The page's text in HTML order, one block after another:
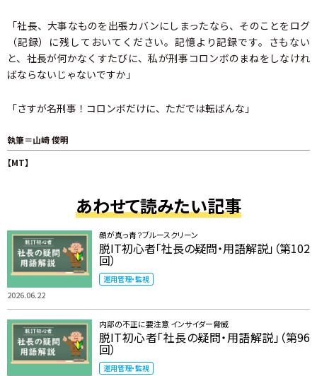
「社長、大事なものを出張カバンにしまったなら、そのことをログ
（記録）に残しておいてください。記憶より記録です。さもない
と、社長が何かなくすたびに、私が刑事コロンボのまねをしなけれ
ばならないじゃないですか」
「さすが名刑事！コロンボだけに、ただでは転ばんな」
執筆＝山崎 俊明
【MT】
あわせて読みたい記事
2026.06.22
顔が真っ青？ブルースクリーン
脱IT初心者「社長の疑問・用語解説」（第102
回）
運用管理・監視
内部の不正に要注意 インサイダー脅威
脱IT初心者「社長の疑問・用語解説」（第96
回）
運用管理・監視